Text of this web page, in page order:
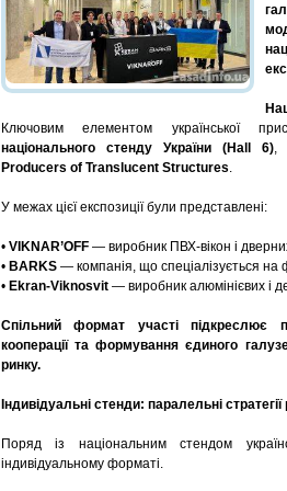
Ключовим елементом української
національного стенду України (Hall 6),
Producers of Translucent Structures.
У межах цієї експозиції були представлені:
• VIKNAR’OFF — виробник ПВХ-вікон і
• BARKS — компанія, що спеціалізується
• Ekran-Viknosvit — виробник алюмінієвих і
Спільний формат участі підкреслює
кооперації та формування єдиного
ринку.
Індивідуальні стенди: паралельні стратегії
Поряд із національним стендом
індивідуальному форматі.